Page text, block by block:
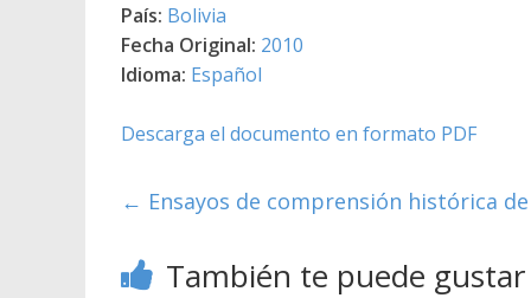
País: Bolivia
Fecha Original: 2010
Idioma: Español
Descarga el documento en formato PDF
← Ensayos de comprensión histórica
También te puede gustar